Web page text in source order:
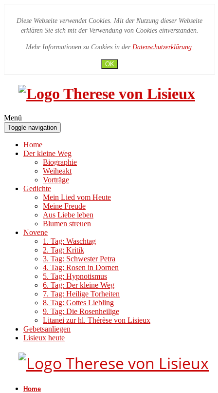
Diese Webseite verwendet Cookies. Mit der Nutzung dieser Webseite
erklären Sie sich mit der Verwendung von Cookies einverstanden.
Mehr Informationen zu Cookies in der Datenschutzerklärung.
OK
Menü
Toggle navigation
Home
Der kleine Weg
Biographie
Weiheakt
Vorträge
Gedichte
Mein Lied vom Heute
Meine Freude
Aus Liebe leben
Blumen streuen
Novene
1. Tag: Waschtag
2. Tag: Kritik
3. Tag: Schwester Petra
4. Tag: Rosen in Dornen
5. Tag: Hypnotismus
6. Tag: Der kleine Weg
7. Tag: Heilige Torheiten
8. Tag: Gottes Liebling
9. Tag: Die Rosenheilige
Litanei zur hl. Thérèse von Lisieux
Gebetsanliegen
Lisieux heute
Home